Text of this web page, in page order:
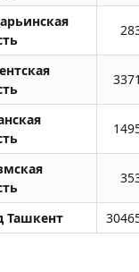
Ташкент